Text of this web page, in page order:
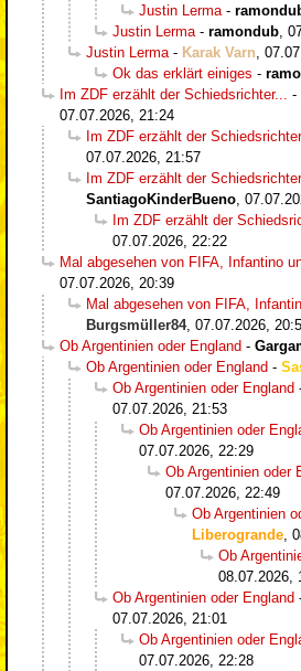
Justin Lerma-
Justin Lerma- ramondub,
Justin Lerma- Karak Varn,
Ok das erklärt einiges -
Im ZDF erzählt der Schiedsrichter... -
07.07.2026, 21:24
Im ZDF erzählt der
07.07.2026, 21:57
Im ZDF erzählt der
SantiagoKinderBueno,
Im ZDF erzählt der
07.07.2026, 22:22
Mal abgesehen von FIFA, Infantino
07.07.2026, 20:39
Mal abgesehen von FIFA,
Burgsmüller84, 07.07.2026,
Ob Argentinien oder England -
Ob Argentinien oder England -
Ob Argentinien oder England
07.07.2026, 21:53
Ob Argentinien oder
07.07.2026, 22:29
Ob Argentinien oder
07.07.2026, 22:49
Ob Argentinien
Liberogrande,
Ob
08.07.2026,
Ob Argentinien oder England
07.07.2026, 21:01
Ob Argentinien oder
07.07.2026, 22:28